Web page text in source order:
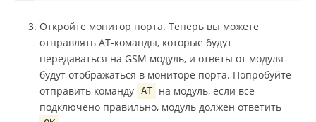
Откройте монитор порта. Теперь вы можете
отправлять AT-команды, которые будут
передаваться на GSM модуль, и ответы от модуля
будут отображаться в мониторе порта. Попробуйте
отправить команду
AT
на модуль, если все
подключено правильно, модуль должен ответить